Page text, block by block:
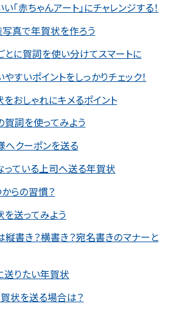
「赤ちゃんアート」にチャレンジする！
真で年賀状を作ろう
に賀詞を使い分けてスマートに
すいポイントをしっかりチェック！
おしゃれにキメるポイント
詞を使ってみよう
クーポンを送る
っている上司へ送る年賀状
らの習慣？
送ってみよう
書き？横書き？宛名書きのマナーと
りたい年賀状
状を送る場合は？